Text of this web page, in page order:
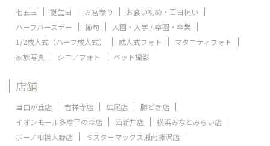
七五三 誕生日 お宮参り
お食い初め・百日祝い
ハーフバースデー
節句
入園・入学 / 卒園・卒業
1/2成人式（ハーフ成人式）
成人式フォト
マタニティフォト
家族写真
シニアフォト ペット撮影
店舗
自由が丘店 吉祥寺店 広尾店
勝どき店
イオンモール多摩平の森店
西新井店
横浜みなとみらい店
ボーノ相模大野店
ミスターマックス湘南藤沢店